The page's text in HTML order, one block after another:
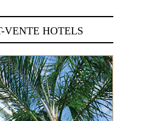
VENTE HOTELS